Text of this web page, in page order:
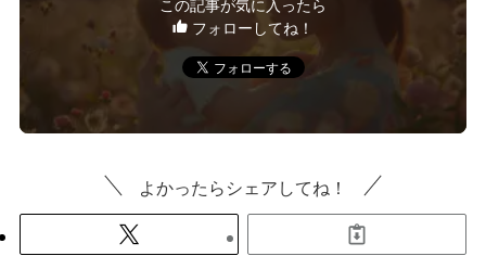
フォローしてね！
よかったらシェアしてね！